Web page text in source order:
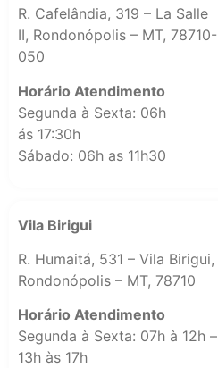
R. Cafelândia, 319 – La Salle
II, Rondonópolis – MT, 78710-
050
Horário Atendimento
Segunda à Sexta: 06h
ás 17:30h
Sábado: 06h as 11h30
Vila Birigui
R. Humaitá, 531 – Vila Birigui,
Rondonópolis – MT, 78710
Horário Atendimento
Segunda à Sexta: 07h à 12h –
13h às 17h